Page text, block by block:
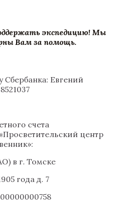
экспедицию! Мы
Вам за помощь.
Сбербанка: Евгений
счета
центр
в г. Томске
года д. 7